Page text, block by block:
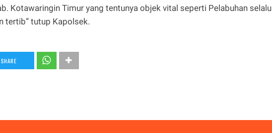
Kotawaringin Timur yang tentunya objek vital seperti Pelabuhan selalu
tertib” tutup Kapolsek.
SHARE